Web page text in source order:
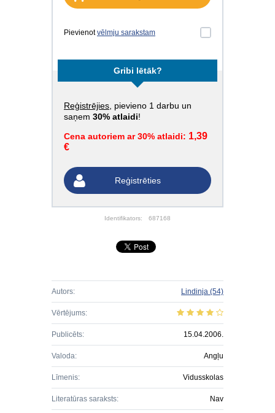
Pievienotvēlmju sarakstam
Gribi lētāk?
Reģistrējies , pievieno 1 darbu un
saņem 30% atlaidi!
Cena autoriem ar 30% atlaidi: 1,39
€
Reģistrēties
Identifikators: 687168
Autors: Lindinja (54)
Vērtējums:
Publicēts: 15.04.2006.
Valoda: Angļu
Līmenis: Vidusskolas
Literatūras saraksts: Nav